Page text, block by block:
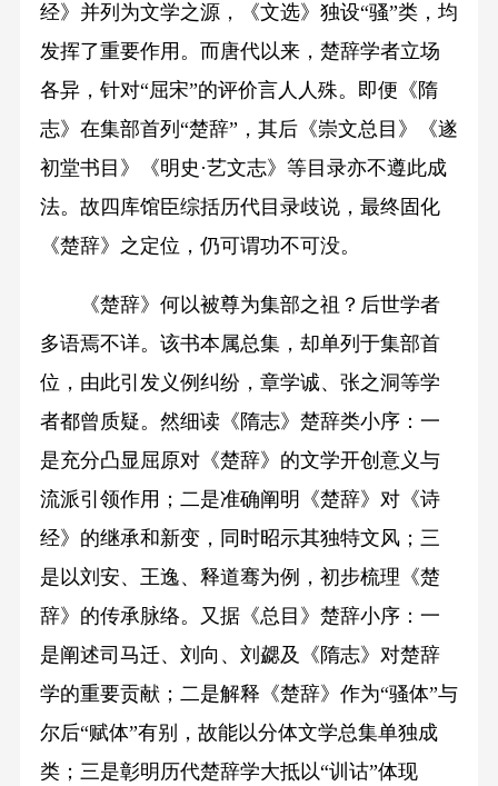
经》并列为文学之源，《文选》独设“骚”类，均
发挥了重要作用。而唐代以来，楚辞学者立场
各异，针对“屈宋”的评价言人人殊。即便《隋
志》在集部首列“楚辞”，其后《崇文总目》《遂
初堂书目》《明史·艺文志》等目录亦不遵此成
法。故四库馆臣综括历代目录歧说，最终固化
《楚辞》之定位，仍可谓功不可没。
《楚辞》何以被尊为集部之祖？后世学者
多语焉不详。该书本属总集，却单列于集部首
位，由此引发义例纠纷，章学诚、张之洞等学
者都曾质疑。然细读《隋志》楚辞类小序：一
是充分凸显屈原对《楚辞》的文学开创意义与
流派引领作用；二是准确阐明《楚辞》对《诗
经》的继承和新变，同时昭示其独特文风；三
是以刘安、王逸、释道骞为例，初步梳理《楚
辞》的传承脉络。又据《总目》楚辞小序：一
是阐述司马迁、刘向、刘勰及《隋志》对楚辞
学的重要贡献；二是解释《楚辞》作为“骚体”与
尔后“赋体”有别，故能以分体文学总集单独成
类；三是彰明历代楚辞学大抵以“训诂”体现